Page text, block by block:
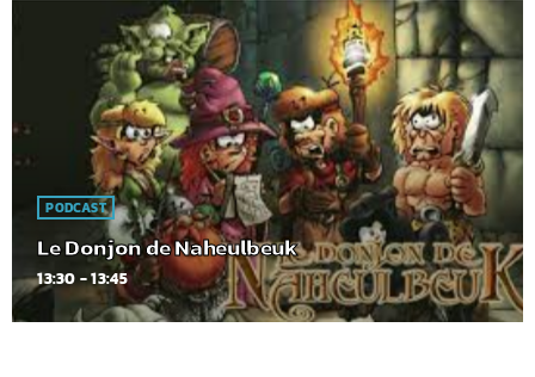
PODCAST
Le Donjon de Naheulbeuk
13:30 - 13:45